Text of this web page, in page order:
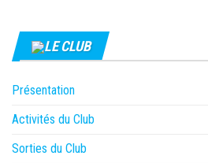
LE CLUB
Présentation
Activités du Club
Sorties du Club